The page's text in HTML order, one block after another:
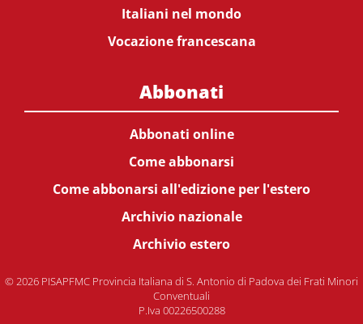
Italiani nel mondo
Vocazione francescana
Abbonati
Abbonati online
Come abbonarsi
Come abbonarsi all'edizione per l'estero
Archivio nazionale
Archivio estero
© 2026 PISAPFMC Provincia Italiana di S. Antonio di Padova dei Frati Minori
Conventuali
P.Iva 00226500288